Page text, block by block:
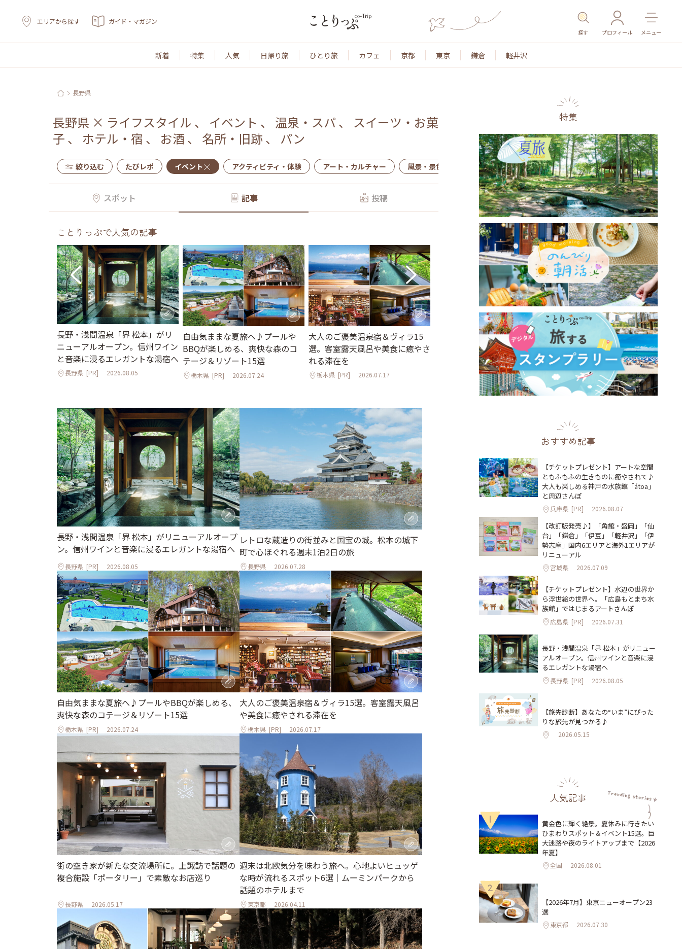
エリアから探す ガイド・マガジン
探す プロフィール メニュー
新着 特集 人気 日帰り旅 ひとり旅 カフェ 京都 東京 鎌倉 軽井沢
長野県
長野県 × ライフスタイル 、 イベント 、 温泉・スパ 、 スイーツ・お菓
子 、 ホテル・宿 、 お酒 、 名所・旧跡 、 パン
絞り込む たびレポ イベント アクティビティ・体験 アート・カルチャー 風景・景色 名所・旧跡 温泉・スパ その他施設 ごはん
スポット 記事 投稿
ことりっぷで人気の記事
長野・浅間温泉「界 松本」がリ
ニューアルオープン。信州ワイン
と音楽に浸るエレガントな湯宿へ
長野県 [PR] 2026.08.05
自由気ままな夏旅へ♪プールや
BBQが楽しめる、爽快な森のコ
テージ＆リゾート15選
栃木県 [PR] 2026.07.24
大人のご褒美温泉宿＆ヴィラ15
選。客室露天風呂や美食に癒やさ
れる滞在を
栃木県 [PR] 2026.07.17
海外旅行気分が味わえる東日本の
スポット9選
2025.03.18
長野・浅間温泉「界 松本」がリニューアルオープ
ン。信州ワインと音楽に浸るエレガントな湯宿へ
長野県 [PR] 2026.08.05
レトロな蔵造りの街並みと国宝の城。松本の城下
町で心ほぐれる週末1泊2日の旅
長野県 2026.07.28
自由気ままな夏旅へ♪プールやBBQが楽しめる、
爽快な森のコテージ＆リゾート15選
栃木県 [PR] 2026.07.24
大人のご褒美温泉宿＆ヴィラ15選。客室露天風呂
や美食に癒やされる滞在を
栃木県 [PR] 2026.07.17
街の空き家が新たな交流場所に。上諏訪で話題の
複合施設「ポータリー」で素敵なお店巡り
長野県 2026.05.17
週末は北欧気分を味わう旅へ。心地よいヒュッゲ
な時が流れるスポット6選｜ムーミンパークから
話題のホテルまで
東京都 2026.04.11
特集
おすすめ記事
【チケットプレゼント】アートな空間
ともふもふの生きものに癒やされて♪
大人も楽しめる神戸の水族館「átoa」
と周辺さんぽ
兵庫県 [PR] 2026.08.07
【改訂版発売♪】「角館・盛岡」「仙
台」「鎌倉」「伊豆」「軽井沢」「伊
勢志摩」国内6エリアと海外1エリアが
リニューアル
宮城県 2026.07.09
【チケットプレゼント】水辺の世界か
ら浮世絵の世界へ。「広島もとまち水
族館」ではじまるアートさんぽ
広島県 [PR] 2026.07.31
長野・浅間温泉「界 松本」がリニュー
アルオープン。信州ワインと音楽に浸
るエレガントな湯宿へ
長野県 [PR] 2026.08.05
【旅先診断】あなたの“いま”にぴった
りな旅先が見つかる♪
2026.05.15
人気記事
1
黄金色に輝く絶景。夏休みに行きたい
ひまわりスポット＆イベント15選。巨
大迷路や夜のライトアップまで【2026
年夏】
全国 2026.08.01
2
【2026年7月】東京ニューオープン23
選
東京都 2026.07.30